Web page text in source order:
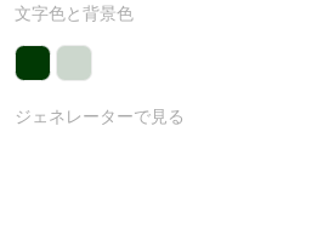
文字色と背景色
ジェネレーターで見る